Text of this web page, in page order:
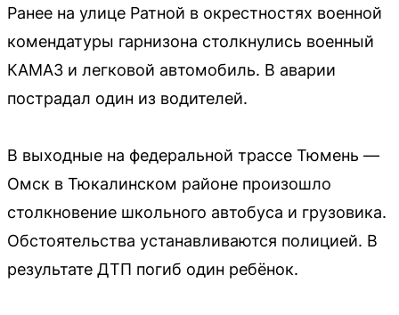
Ранее на улице Ратной в окрестностях военной
комендатуры гарнизона столкнулись военный
КАМАЗ и легковой автомобиль. В аварии
пострадал один из водителей.
В выходные на федеральной трассе Тюмень —
Омск в Тюкалинском районе произошло
столкновение школьного автобуса и грузовика.
Обстоятельства устанавливаются полицией. В
результате ДТП погиб один ребёнок.